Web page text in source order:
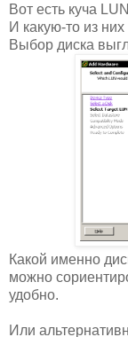
Вот есть куча
И какую-то из
Выбор диска
Какой именно
можно
удобно.
Или